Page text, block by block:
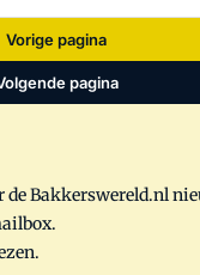
Vorige pagina
pagina
Bakkerswereld.nl